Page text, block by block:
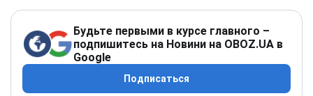
Будьте первыми в курсе главного –
подпишитесь на Новини на OBOZ.UA в
Google
Подписаться